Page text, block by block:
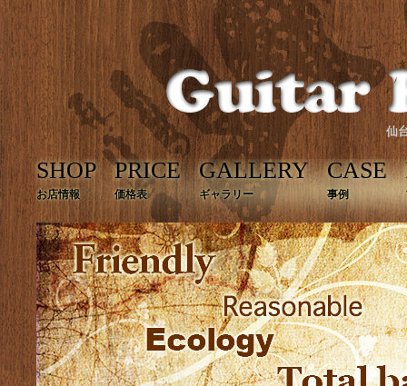
仙
SHOP
お店情報
PRICE
価格表
GALLERY
ギャラリー
CASE
事例